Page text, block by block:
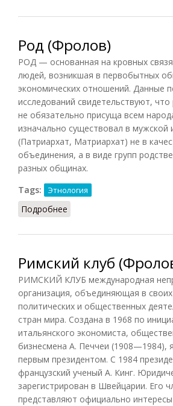
Род (Фролов)
РОД — основанная на кровных
людей, возникшая в первобытных
экономических отношений. Данные
исследований свидетельствуют,
не обязательно присуща всем
изначально существовал в
(Патриархат, Матриархат) не в
объединения, а в виде групп
разных общинах.
Tags:
Этнология
Подробнее
Римский клуб
РИМСКИЙ КЛУБ международная
организация, объединяющая в
политических и общественных
стран мира. Создана в 1968 по
итальянского экономиста,
бизнесмена А. Печчеи (1908—1984),
первым президентом. С 1984
французский ученый А. Кинг.
зарегистрирован в Швейцарии. Его
представляют официально